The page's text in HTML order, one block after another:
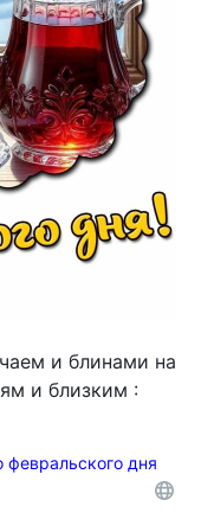
и блинами на
и близким :
дня